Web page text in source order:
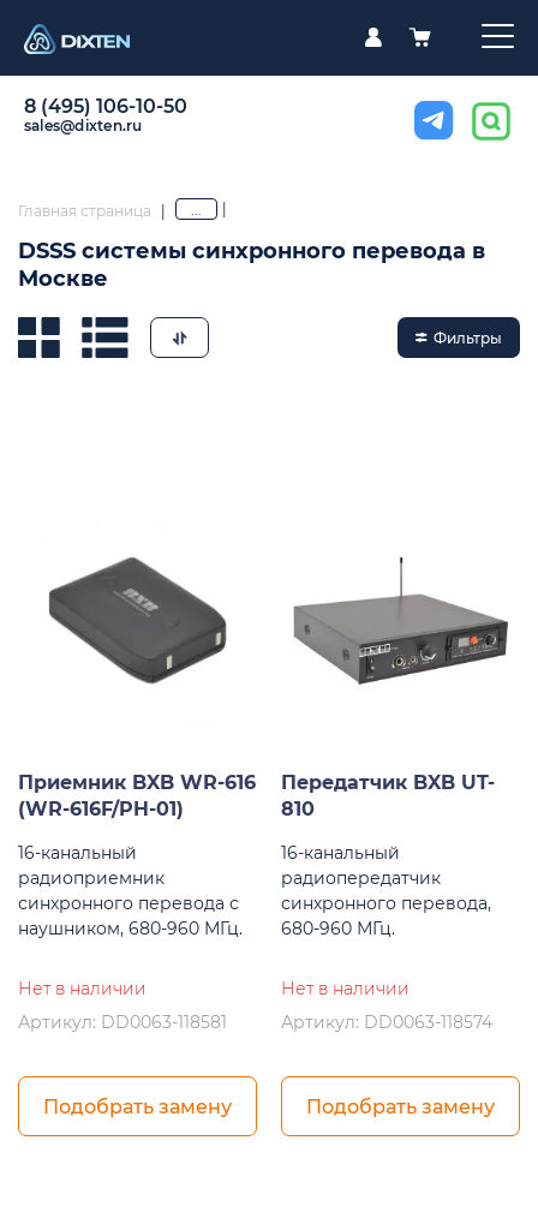
8 (495) 106-10-50
sales@dixten.ru
Главная страница | ...
DSSS системы синхронного перевода в
Москве
Фильтры
Приемник BXB WR-616
(WR-616F/PH-01)
16-канальный
радиоприемник
синхронного перевода с
наушником, 680-960 МГц.
Нет в наличии
Артикул: DD0063-118581
Подобрать замену
Передатчик BXB UT-
810
16-канальный
радиопередатчик
синхронного перевода,
680-960 МГц.
Нет в наличии
Артикул: DD0063-118574
Подобрать замену